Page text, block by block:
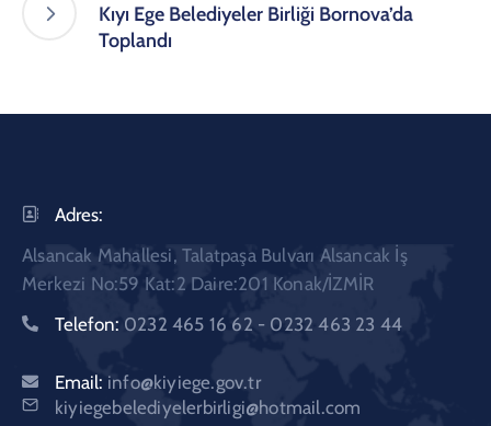
Kıyı Ege Belediyeler Birliği Bornova’da
Toplandı
Adres:
Alsancak Mahallesi, Talatpaşa Bulvarı Alsancak İş
Merkezi No:59 Kat:2 Daire:201 Konak/İZMİR
Telefon: 0232 465 16 62 - 0232 463 23 44
Email: info@kiyiege.gov.tr
kiyiegebelediyelerbirligi@hotmail.com